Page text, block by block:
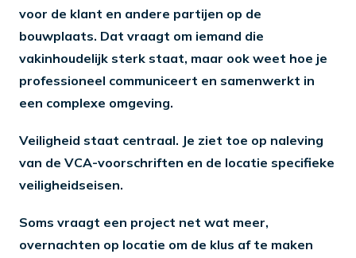
voor de klant en andere partijen op de
bouwplaats. Dat vraagt om iemand die
vakinhoudelijk sterk staat, maar ook weet hoe je
professioneel communiceert en samenwerkt in
een complexe omgeving.
Veiligheid staat centraal. Je ziet toe op naleving
van de VCA-voorschriften en de locatie specifieke
veiligheidseisen.
Soms vraagt een project net wat meer,
overnachten op locatie om de klus af te maken